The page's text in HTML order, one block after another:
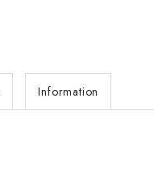
Information